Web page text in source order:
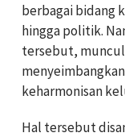
berbagai bidang
hingga politik.
tersebut,
keharmonisan
Hal tersebut